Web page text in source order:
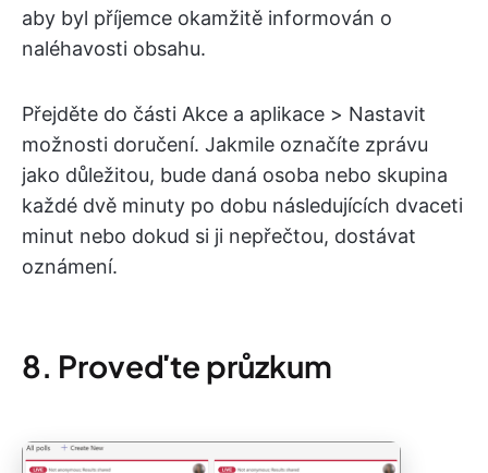
aby byl příjemce okamžitě informován o
naléhavosti obsahu.
Přejděte do části Akce a aplikace > Nastavit
možnosti doručení. Jakmile označíte zprávu
jako důležitou, bude daná osoba nebo skupina
každé dvě minuty po dobu následujících dvaceti
minut nebo dokud si ji nepřečtou, dostávat
oznámení.
8. Proveďte průzkum